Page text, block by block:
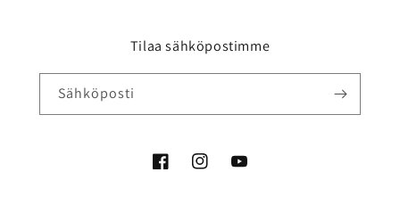
Tilaa sähköpostimme
Sähköposti
FacebookInstagramYouTube